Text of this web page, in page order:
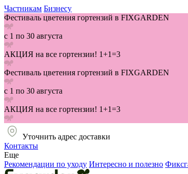
Частникам Бизнесу
Фестиваль цветения гортензий в FIXGARDEN
с 1 по 30 августа
АКЦИЯ на все гортензии! 1+1=3
Фестиваль цветения гортензий в FIXGARDEN
с 1 по 30 августа
АКЦИЯ на все гортензии! 1+1=3
Уточнить адрес доставки
Контакты
Еще
Рекомендации по уходу Интересно и полезно